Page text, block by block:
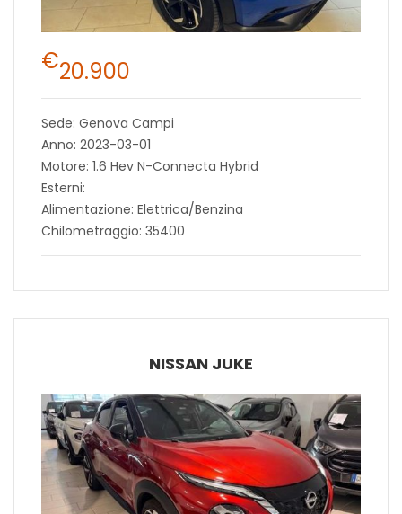
€20.900
Sede: Genova Campi
Anno: 2023-03-01
Motore: 1.6 Hev N-Connecta Hybrid
Esterni:
Alimentazione: Elettrica/Benzina
Chilometraggio: 35400
NISSAN JUKE